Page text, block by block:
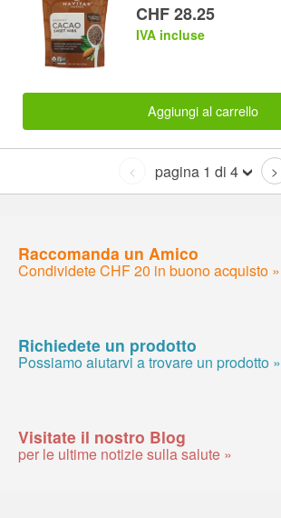
CHF 28.25
IVA incluse
Aggiungi al carrello
< pagina 1 di 4 >
Raccomanda un Amico
Condividete CHF 20 in buono acquisto »
Richiedete un prodotto
Possiamo aiutarvi a trovare un prodotto »
Visitate il nostro Blog
per le ultime notizie sulla salute »